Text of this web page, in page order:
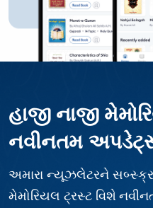
હાજી નાજી
નવીનતમ
અમારા ન્યૂઝલેટરને
મેમોરિયલ ટ્રસ્ટ વિશે